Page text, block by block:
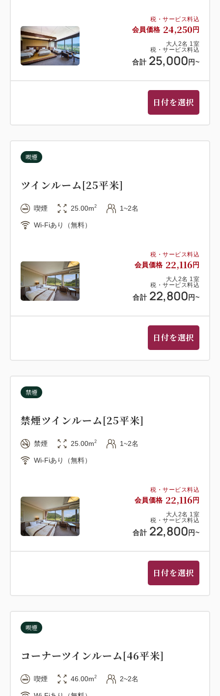
税・サービス料込
会員価格 24,250 円
大人 2名 1室
税・サービス料込
合計 25,000 円~
日付を選択
税・サービス料込
会員価格 22,116 円
大人 2名 1室
税・サービス料込
合計 22,800 円~
喫煙
ツインルーム[25平米]
喫煙 25.00m2 1~2名
Wi-Fiあり（無料）
日付を選択
税・サービス料込
会員価格 22,116 円
大人 2名 1室
税・サービス料込
合計 22,800 円~
禁煙
禁煙ツインルーム[25平米]
禁煙 25.00m2 1~2名
Wi-Fiあり（無料）
日付を選択
喫煙
コーナーツインルーム[46平米]
喫煙 46.00m2 2~2名